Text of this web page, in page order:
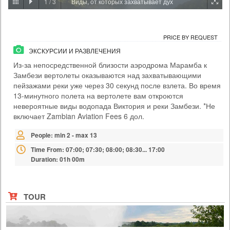
PRICE BY REQUEST
ЭКСКУРСИИ И РАЗВЛЕЧЕНИЯ
Когда позади вас водопад Виктория, а под мостом бурлит Замбези,
вы поймете, что этот банджи-джамп будет особенным. Здесь вы
совершите прыжок с высоты 111 метров (один из самых высоких в
мире). Прилив адреналина будет дикий, как река Замбези. Есть два
варианта банджи: соло или тандем с партнером. Мы встретимся в
Day Activity Centre в удобное для вас время (не забудьте взять
паспорт!), прогуляемс...
Time From: 07:00; 07:30; 08:00; 08:30... 17:00
Age: from 14
PRICE BY REQUEST
ЭКСКУРСИИ И РАЗВЛЕЧЕНИЯ
Из-за непосредственной близости аэродрома Марамба к
Замбези вертолеты оказываются над захватывающими
пейзажами реки уже через 30 секунд после взлета. Во время
13-минутного полета на вертолете вам откроются
невероятные виды водопада Виктория и реки Замбези. *Не
включает Zambian Aviation Fees 6 дол.
People: min 2 - max 13
Time From: 07:00; 07:30; 08:00; 08:30... 17:00
Duration: 01h 00m
TOUR